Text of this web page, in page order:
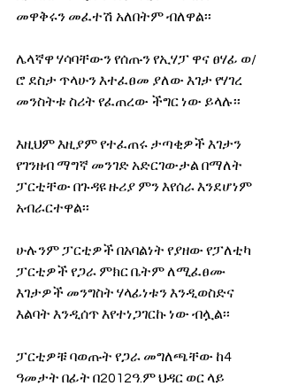
መዋቅሩን መፈተሽ አለበትም ብለዋል፡፡
ሌላኛዋ ሃሳባቸውን የሰጡን የኢሃፓ ዋና ፀሃፊ ወ/
ሮ ደስታ ጥላሁን እተፈፀመ ያለው እገታ የሃገረ
መንስትቱ ስሪት የፈጠረው ችግር ነው ይላሉ፡፡
እዚህም እዚያም የተፈጠሩ ታጣቂዎች እገታን
የገንዘብ ማግኛ መንገድ አድርገውታል በማለት
ፓርቲቸው በጉዳዩ ዙሪያ ምን እየሰራ እንደሆነም
አብራርተዋል፡፡
ሁሉንም ፓርቲዎች በአባልነት የያዘው የፓለቲካ
ፓርቲዎች የጋራ ምክር ቤትም ለሚፈፀሙ
እገታዎች መንግስት ሃላፊነቱን እንዲወስድና
እልባት እንዲሰጥ እየተነጋገርኩ ነው ብሏል፡፡
ፓርቲዎቹ ባወጡት የጋራ መግለጫቸው ከ4
ዓመታት በፊት በ2012ዓ.ም ህዳር ወር ላይ